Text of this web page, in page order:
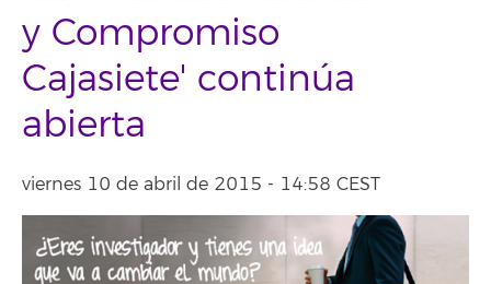
y Compromiso
Cajasiete' continúa
abierta
viernes 10 de abril de 2015 - 14:58 CEST